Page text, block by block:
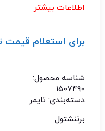
اطلاعات بیشتر
برای استعلام قیمت
شناسه محصول:
1507490
دسته‌بندی: تایمر
برننشتول